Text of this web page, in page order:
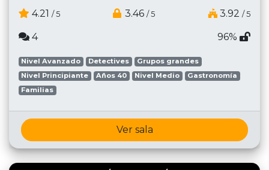
4.21 / 5 3.46 / 5 3.92 / 5
4 96%
Nivel Avanzado Detectives
Grupos grandes
Nivel Principiante
Años 40 Nivel Medio
Gastronomía
Familias
Ver sala